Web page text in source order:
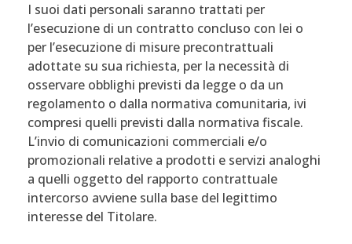
I suoi dati personali saranno trattati per
l’esecuzione di un contratto concluso con lei o
per l’esecuzione di misure precontrattuali
adottate su sua richiesta, per la necessità di
osservare obblighi previsti da legge o da un
regolamento o dalla normativa comunitaria, ivi
compresi quelli previsti dalla normativa fiscale.
L’invio di comunicazioni commerciali e/o
promozionali relative a prodotti e servizi analoghi
a quelli oggetto del rapporto contrattuale
intercorso avviene sulla base del legittimo
interesse del Titolare.